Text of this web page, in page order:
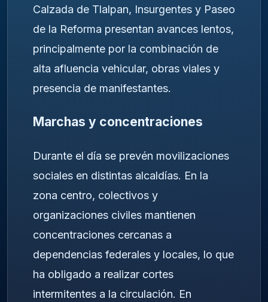
Calzada de Tlalpan, Insurgentes y Paseo
de la Reforma presentan avances lentos,
principalmente por la combinación de
alta afluencia vehicular, obras viales y
presencia de manifestantes.
Marchas y concentraciones
Durante el día se prevén movilizaciones
sociales en distintas alcaldías. En la
zona centro, colectivos y
organizaciones civiles mantienen
concentraciones cercanas a
dependencias federales y locales, lo que
ha obligado a realizar cortes
intermitentes a la circulación. En